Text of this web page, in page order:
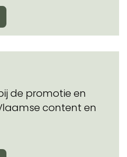
de promotie en
content en